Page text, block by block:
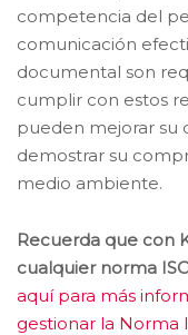
competencia del
comunicación
documental son
cumplir con estos
pueden mejorar su
demostrar su
medio ambiente.
Recuerda que con
cualquier norma
aquí para más
gestionar la Norma